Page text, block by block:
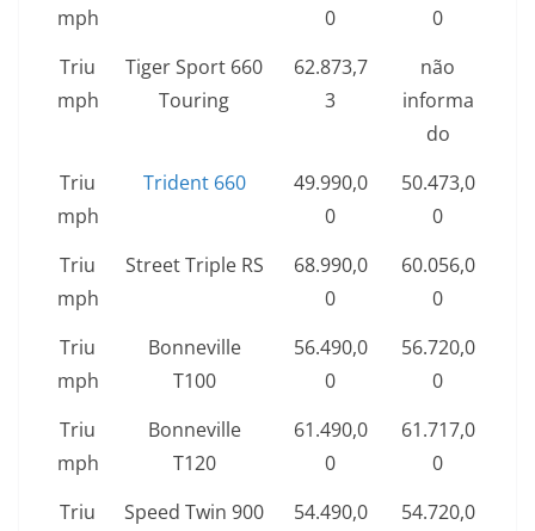
mph
0
0
Triu
mph
Tiger Sport 660
Touring
62.873,7
3
não
informa
do
Triu
mph
Trident 660
49.990,0
0
50.473,0
0
Triu
mph
Street Triple RS
68.990,0
0
60.056,0
0
Triu
mph
Bonneville
T100
56.490,0
0
56.720,0
0
Triu
mph
Bonneville
T120
61.490,0
0
61.717,0
0
Triu
Speed Twin 900
54.490,0
54.720,0